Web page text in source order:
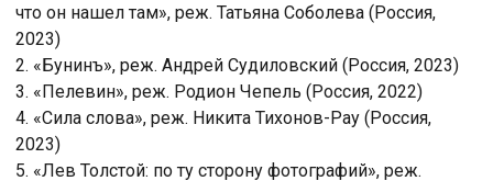
что он нашел там», реж. Татьяна Соболева (Россия,
2023)
2. «Бунинъ», реж. Андрей Судиловский (Россия, 2023)
3. «Пелевин», реж. Родион Чепель (Россия, 2022)
4. «Сила слова», реж. Никита Тихонов-Рау (Россия,
2023)
5. «Лев Толстой: по ту сторону фотографий», реж.